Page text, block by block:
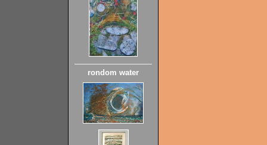
rondom water